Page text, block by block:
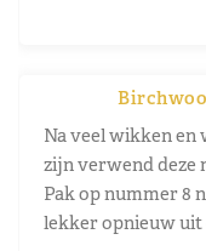
Na veel wikken en
zijn verwend deze
Pak op nummer 8
lekker opnieuw uit